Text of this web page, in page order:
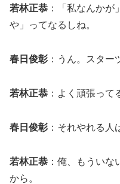
若林正恭 ：「私なんか
や」ってなるしね。
春日俊彰 ：うん。スター
若林正恭 ：よく頑張って
春日俊彰 ：それやれる人
若林正恭 ：俺、もうい
から。